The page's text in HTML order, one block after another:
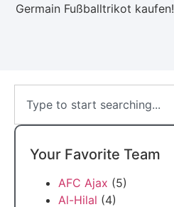
Germain Fußballtrikot kaufen!
Your Favorite Team
AFC Ajax (5)
Al-Hilal (4)